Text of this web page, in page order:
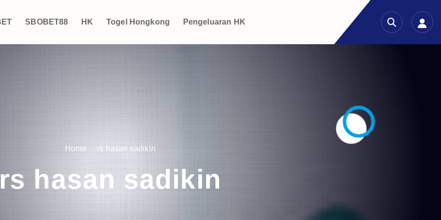
SBOBET88 HK Togel Hongkong Pengeluaran HK
Home rs hasan sadikin
rs hasan sadikin